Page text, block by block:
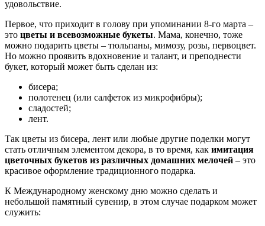
удовольствие.
Первое, что приходит в голову при упоминании 8-го марта –
это цветы и всевозможные букеты. Мама, конечно, тоже
можно подарить цветы – тюльпаны, мимозу, розы, первоцвет.
Но можно проявить вдохновение и талант, и преподнести
букет, который может быть сделан из:
бисера;
полотенец (или салфеток из микрофибры);
сладостей;
лент.
Так цветы из бисера, лент или любые другие поделки могут
стать отличным элементом декора, в то время, как имитация
цветочных букетов из различных домашних мелочей – это
красивое оформление традиционного подарка.
К Международному женскому дню можно сделать и
небольшой памятный сувенир, в этом случае подарком может
служить: